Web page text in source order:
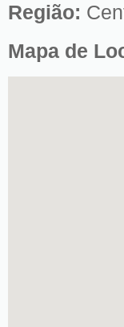
Região:
Mapa de